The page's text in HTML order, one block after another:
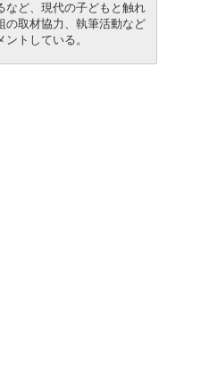
など、現代の子どもと触れ
の取材協力、執筆活動など
トしている。